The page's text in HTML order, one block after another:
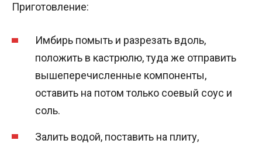
Приготовление:
Имбирь помыть и разрезать вдоль,
положить в кастрюлю, туда же отправить
вышеперечисленные компоненты,
оставить на потом только соевый соус и
соль.
Залить водой, поставить на плиту,